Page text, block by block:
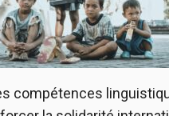
compétences